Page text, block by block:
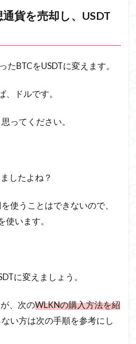
貨を売却し、USDT
たBTCをUSDTに変えます。
、ドルです。
ってください。
したよね？
使うことはできないので、
使います。
に変えましょう。
、次のWLKNの購入方法を紹
い方は次の手順を参考にし